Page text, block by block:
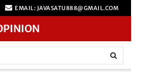
EMAIL: JAVASATU888@GMAIL.COM